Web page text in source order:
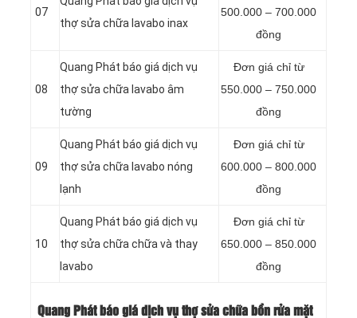
07
thợ sửa chữa lavabo inax
500.000 – 700.000
đồng
08
Quang Phát báo giá dịch vụ
thợ sửa chữa lavabo âm
tường
Đơn giá chỉ từ
550.000 – 750.000
đồng
09
Quang Phát báo giá dịch vụ
thợ sửa chữa lavabo nóng
lạnh
Đơn giá chỉ từ
600.000 – 800.000
đồng
10
Quang Phát báo giá dịch vụ
thợ sửa chữa chữa và thay
lavabo
Đơn giá chỉ từ
650.000 – 850.000
đồng
Quang Phát báo giá dịch vụ thợ sửa chữa bồn rửa mặt